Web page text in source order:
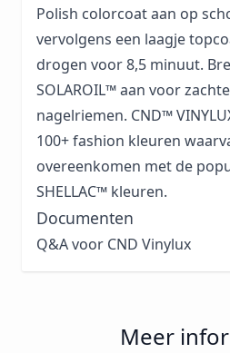
Polish colorcoat aan op
vervolgens een laagje
drogen voor 8,5 minuut.
SOLAROIL™ aan voor
nagelriemen. CND™
100+ fashion kleuren
overeenkomen met de
SHELLAC™ kleuren.
Documenten
Q&A voor CND Vinylux
Meer